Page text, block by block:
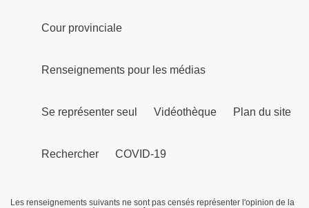
Cour provinciale
Renseignements pour les médias
Se représenter seul Vidéothèque Plan du site
Rechercher COVID-19
Les renseignements suivants ne sont pas censés représenter l'opinion de la